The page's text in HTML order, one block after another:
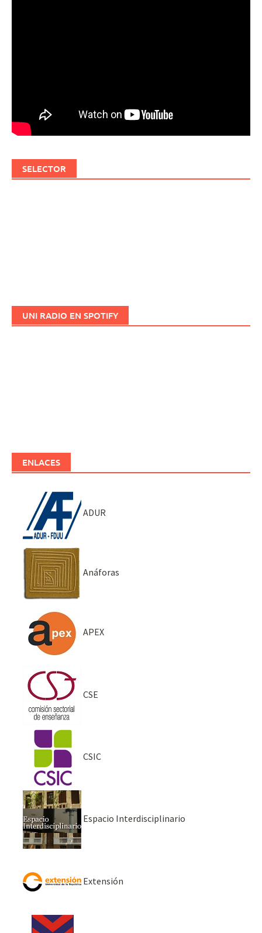
SELECTOR
UNI RADIO EN SPOTIFY
ENLACES
ADUR
Anáforas
APEX
CSE
CSIC
Espacio Interdisciplinario
Extensión